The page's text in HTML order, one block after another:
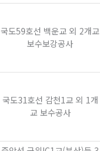
국도59호선 백운교 외 2개교
보수보강공사
국도31호선 감천1교 외 1개
교 보수공사